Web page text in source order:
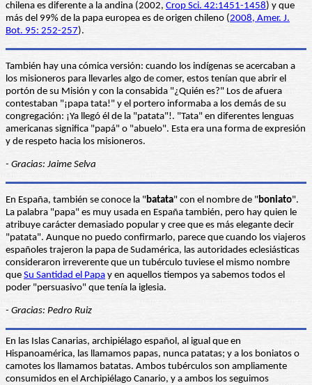
chilena es diferente a la andina (2002, Crop Sci. 42:1451-1458) y que
más del 99% de la papa europea es de origen chileno (2008, Amer. J.
Bot. 95: 252-257).
También hay una cómica versión: cuando los indígenas se acercaban a
los misioneros para llevarles algo de comer, estos tenían que abrir el
portón de su Misión y con la consabida "¿Quién es?" Los de afuera
contestaban "¡papa tata!" y el portero informaba a los demás de su
congregación: ¡Ya llegó él de la "patata"!. "Tata" en diferentes lenguas
americanas significa "papá" o "abuelo". Esta era una forma de expresión
y de respeto hacia los misioneros.
- Gracias: Jaime Selva
En España, también se conoce la "batata" con el nombre de "boniato".
La palabra "papa" es muy usada en España también, pero hay quien le
atribuye carácter demasiado popular y cree que es más elegante decir
"patata". Aunque no puedo confirmarlo, parece que cuando los viajeros
españoles trajeron la papa de Sudamérica, las autoridades eclesiásticas
consideraron irreverente que un tubérculo tuviese el mismo nombre
que Su Santidad el Papa y en aquellos tiempos ya sabemos todos el
poder "persuasivo" que tenía la iglesia.
- Gracias: Pedro Ruiz
En las Islas Canarias, archipiélago español, al igual que en
Hispanoamérica, las llamamos papas, nunca patatas; y a los boniatos o
camotes los llamamos batatas. Ambos tubérculos son ampliamente
consumidos en el Archipiélago Canario, y a ambos los seguimos